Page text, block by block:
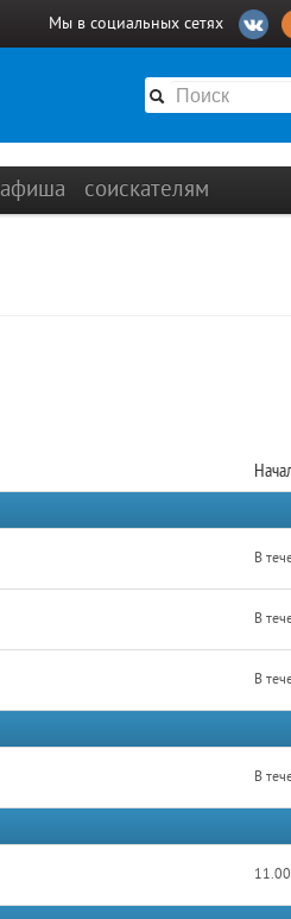
Мы в социальных сетях
афиша соискателям
В
В
В
В
11.00